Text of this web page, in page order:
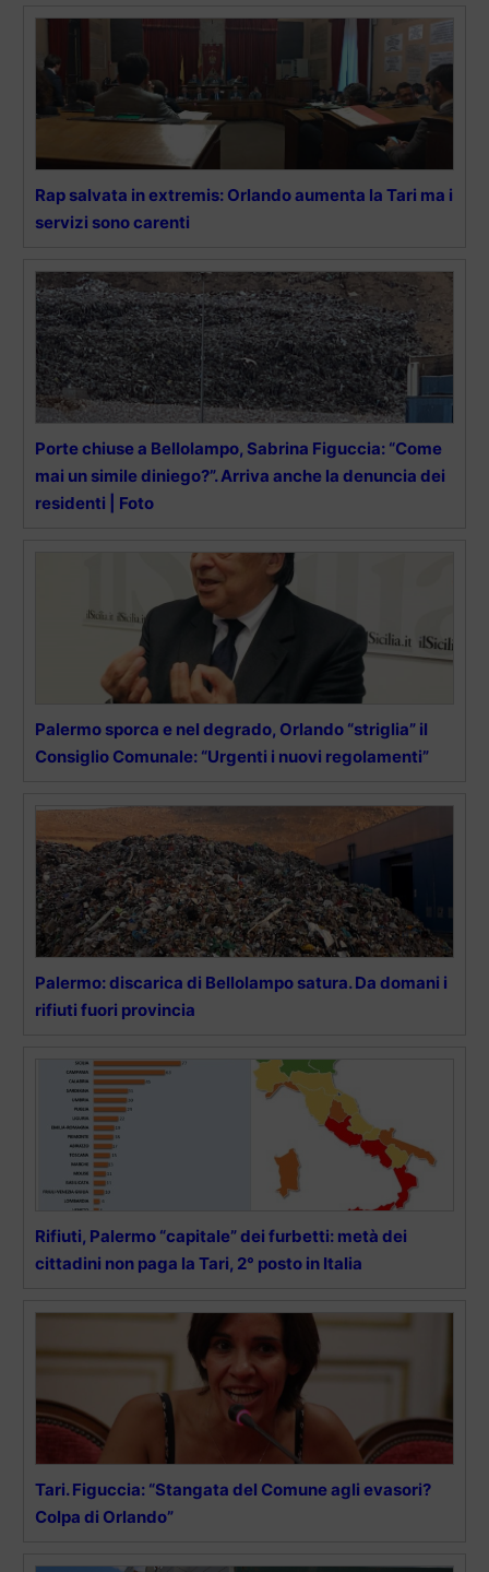
Rap salvata in extremis: Orlando aumenta la Tari ma i
servizi sono carenti
Porte chiuse a Bellolampo, Sabrina Figuccia: “Come
mai un simile diniego?”. Arriva anche la denuncia dei
residenti | Foto
Palermo sporca e nel degrado, Orlando “striglia” il
Consiglio Comunale: “Urgenti i nuovi regolamenti”
Palermo: discarica di Bellolampo satura. Da domani i
rifiuti fuori provincia
Rifiuti, Palermo “capitale” dei furbetti: metà dei
cittadini non paga la Tari, 2° posto in Italia
Tari. Figuccia: “Stangata del Comune agli evasori?
Colpa di Orlando”